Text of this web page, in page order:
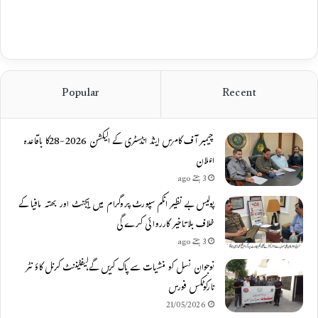
Recent
Popular
چیمبر آف کامرس اینڈ انڈسٹری کے الیکشن 2026-28کا باقاعدہ
اعلان
3 ہفتے ago
پولیس بے نظیر انکم سپورٹ پروگرام میں ایجنٹ اور بھتہ مافیا کے
خلاف بلاتاخیر کارروائی کرے گی
3 ہفتے ago
نوجوان نسل کو منشیات سے پاک کریں گے،لیفٹیننٹ کرنل کاؤنٹر
نارکوٹکس فورس
21/05/2026